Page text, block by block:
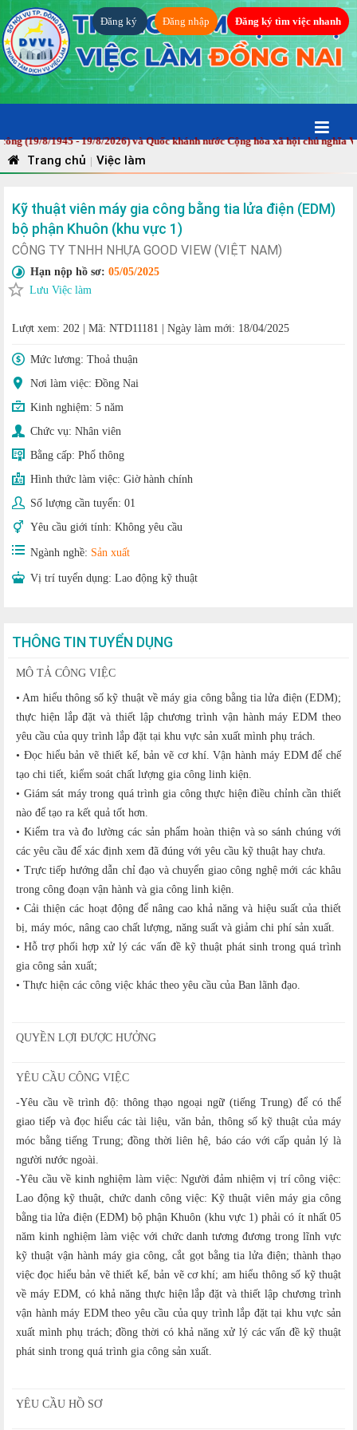
Đăng ký Đăng nhập Đăng ký tìm việc nhanh
8/1945 - 19/8/2026) và Quốc khánh nước Cộng hòa xã hội chủ nghĩa
Trang chủ | Việc làm
Kỹ thuật viên máy gia công bằng tia lửa điện (EDM)
bộ phận Khuôn (khu vực 1)
CÔNG TY TNHH NHỰA GOOD VIEW (VIỆT NAM)
Hạn nộp hồ sơ: 05/05/2025
Lưu Việc làm
Lượt xem: 202 Mã: NTD11181 Ngày làm mới: 18/04/2025
Mức lương: Thoả thuận
Nơi làm việc: Đồng Nai
Kinh nghiệm: 5 năm
Chức vụ: Nhân viên
Bằng cấp: Phổ thông
Hình thức làm việc: Giờ hành chính
Số lượng cần tuyển: 01
Yêu cầu giới tính: Không yêu cầu
Ngành nghề: Sản xuất
Vị trí tuyển dụng: Lao động kỹ thuật
THÔNG TIN TUYỂN DỤNG
MÔ TẢ CÔNG VIỆC
• Am hiểu thông số kỹ thuật về máy gia công bằng tia lửa điện (EDM);
thực hiện lắp đặt và thiết lập chương trình vận hành máy EDM theo
yêu cầu của quy trình lắp đặt tại khu vực sản xuất mình phụ trách.
• Đọc hiểu bản vẽ thiết kế, bản vẽ cơ khí. Vận hành máy EDM để chế
tạo chi tiết, kiểm soát chất lượng gia công linh kiện.
• Giám sát máy trong quá trình gia công thực hiện điều chỉnh cần thiết
nào để tạo ra kết quả tốt hơn.
• Kiểm tra và đo lường các sản phẩm hoàn thiện và so sánh chúng với
các yêu cầu để xác định xem đã đúng với yêu cầu kỹ thuật hay chưa.
• Trực tiếp hướng dẫn chỉ đạo và chuyển giao công nghệ mới các khâu
trong công đoạn vận hành và gia công linh kiện.
• Cải thiện các hoạt động để nâng cao khả năng và hiệu suất của thiết
bị, máy móc, nâng cao chất lượng, năng suất và giảm chi phí sản xuất.
• Hỗ trợ phối hợp xử lý các vấn đề kỹ thuật phát sinh trong quá trình
gia công sản xuất;
• Thực hiện các công việc khác theo yêu cầu của Ban lãnh đạo.
QUYỀN LỢI ĐƯỢC HƯỞNG
YÊU CẦU CÔNG VIỆC
-Yêu cầu về trình độ: thông thạo ngoại ngữ (tiếng Trung) để có thể
giao tiếp và đọc hiểu các tài liệu, văn bản, thông số kỹ thuật của máy
móc bằng tiếng Trung; đồng thời liên hệ, báo cáo với cấp quản lý là
người nước ngoài.
-Yêu cầu về kinh nghiệm làm việc: Người đảm nhiệm vị trí công việc:
Lao động kỹ thuật, chức danh công việc: Kỹ thuật viên máy gia công
bằng tia lửa điện (EDM) bộ phận Khuôn (khu vực 1) phải có ít nhất 05
năm kinh nghiệm làm việc với chức danh tương đương trong lĩnh vực
kỹ thuật vận hành máy gia công, cắt gọt bằng tia lửa điện; thành thạo
việc đọc hiểu bản vẽ thiết kế, bản vẽ cơ khí; am hiểu thông số kỹ thuật
về máy EDM, có khả năng thực hiện lắp đặt và thiết lập chương trình
vận hành máy EDM theo yêu cầu của quy trình lắp đặt tại khu vực sản
xuất mình phụ trách; đồng thời có khả năng xử lý các vấn đề kỹ thuật
phát sinh trong quá trình gia công sản xuất.
YÊU CẦU HỒ SƠ